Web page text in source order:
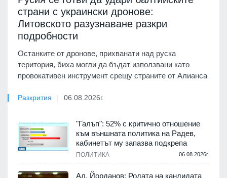
страни с украински дронове:
Литовското разузнаване разкри
подробности
Останките от дронове, прихванати над руска
територия, биха могли да бъдат използвани като
провокативен инструмент срещу страните от Алианса
Разкрития 06.08.2026г.
"Галъп": 52% с критично отношение
към външната политика на Радев,
кабинетът му запазва подкрепа
ПОЛИТИКА 06.08.2026г.
Ал. Йорданов: Родата на кандидата